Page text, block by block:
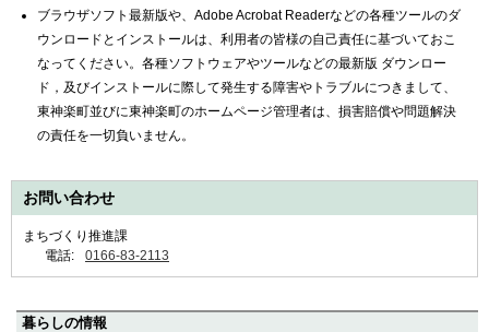
ブラウザソフト最新版や、Adobe Acrobat Readerなどの各種ツールのダ
ウンロードとインストールは、利用者の皆様の自己責任に基づいておこ
なってください。各種ソフトウェアやツールなどの最新版 ダウンロー
ド，及びインストールに際して発生する障害やトラブルにつきまして、
東神楽町並びに東神楽町のホームページ管理者は、損害賠償や問題解決
の責任を一切負いません。
お問い合わせ
まちづくり推進課
電話:
0166-83-2113
ペ暮らしの情報